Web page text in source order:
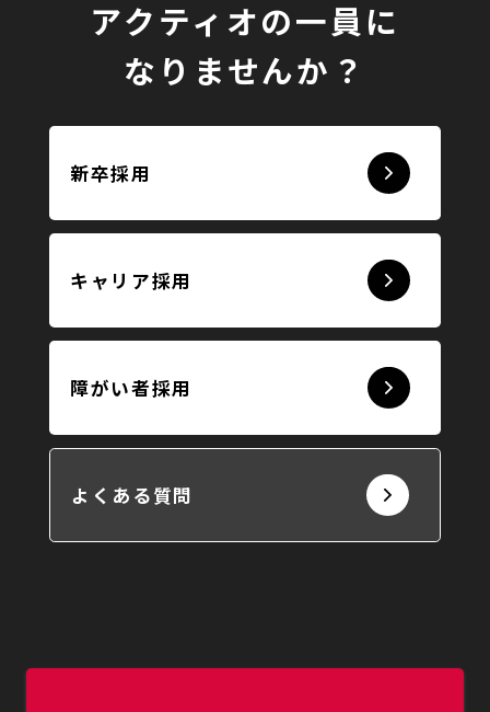
アクティオの一員に
なりませんか？
新卒採用
キャリア採用
障がい者採用
よくある質問